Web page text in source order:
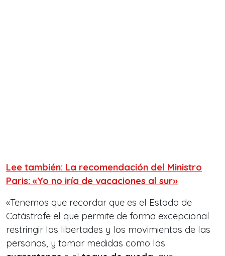
Lee también: La recomendación del Ministro
Paris: «Yo no iría de vacaciones al sur»
«Tenemos que recordar que es el Estado de
Catástrofe el que permite de forma excepcional
restringir las libertades y los movimientos de las
personas, y tomar medidas como las